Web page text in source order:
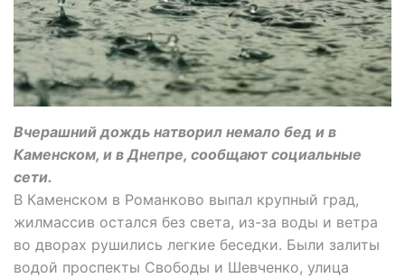
Вчерашний дождь натворил немало бед и в
Каменском, и в Днепре, сообщают социальные
сети.
В Каменском в Романково выпал крупный град,
жилмассив остался без света, из-за воды и ветра
во дворах рушились легкие беседки. Были залиты
водой проспекты Свободы и Шевченко, улица